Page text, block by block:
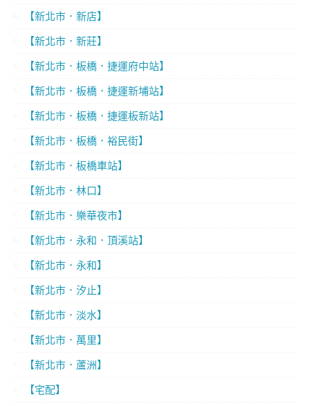
【新北市．新店】
【新北市．新莊】
【新北市．板橋．捷運府中站】
【新北市．板橋．捷運新埔站】
【新北市．板橋．捷運板新站】
【新北市．板橋．裕民街】
【新北市．板橋車站】
【新北市．林口】
【新北市．樂華夜市】
【新北市．永和．頂溪站】
【新北市．永和】
【新北市．汐止】
【新北市．淡水】
【新北市．萬里】
【新北市．蘆洲】
【宅配】